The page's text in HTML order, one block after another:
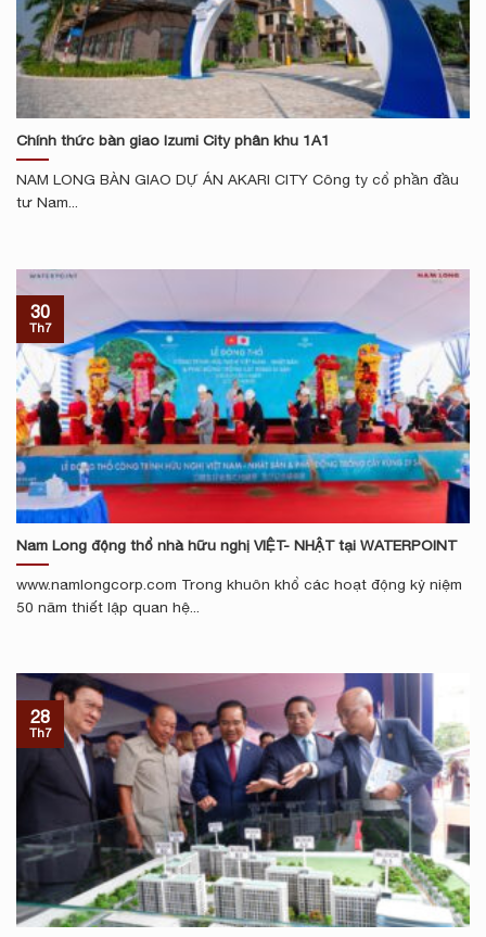
Chính thức bàn giao Izumi City phân khu 1A1
NAM LONG BÀN GIAO DỰ ÁN AKARI CITY Công ty cổ phần đầu
tư Nam...
Nam Long động thổ nhà hữu nghị VIỆT- NHẬT tại WATERPOINT
www.namlongcorp.com Trong khuôn khổ các hoạt động kỷ niệm
50 năm thiết lập quan hệ...
30
Th7
28
Th7